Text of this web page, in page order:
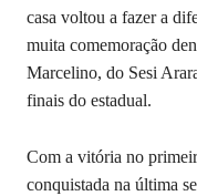
casa voltou a fazer a
muita comemoração
Marcelino, do Sesi
finais do estadual.
Com a vitória no
conquistada na última